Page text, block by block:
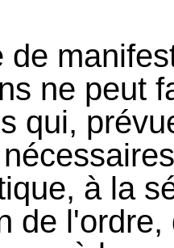
de
ne peut
qui,
à la
de